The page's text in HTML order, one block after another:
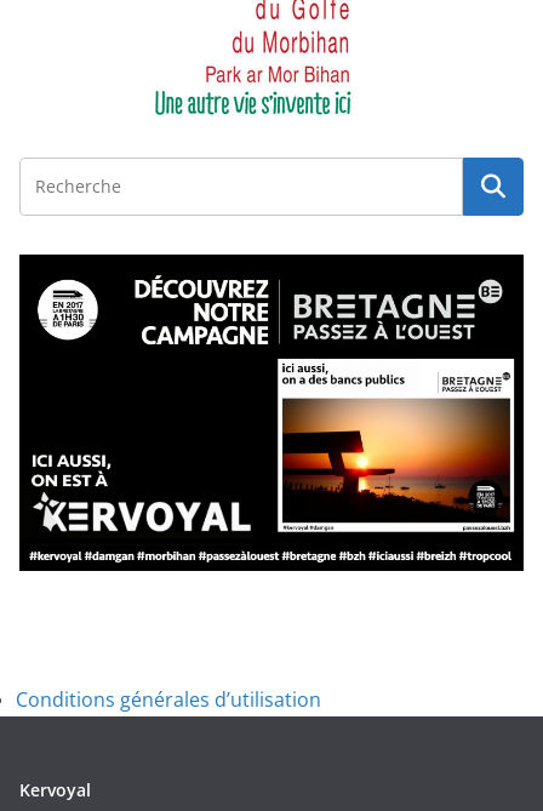
Conditions générales d’utilisation
Kervoyal